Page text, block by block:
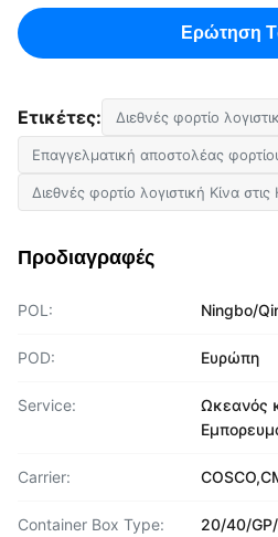
Ερώτηση
Ετικέτες: Διεθνές φορτίο
Επαγγελματική αποστολέας
Διεθνές φορτίο λογιστική Κίνα
Προδιαγραφές
POL: Ningbo/
POD: Ευρώπη
Service:
Ωκεανός
Carrier:
Container Box Type: 20/40/